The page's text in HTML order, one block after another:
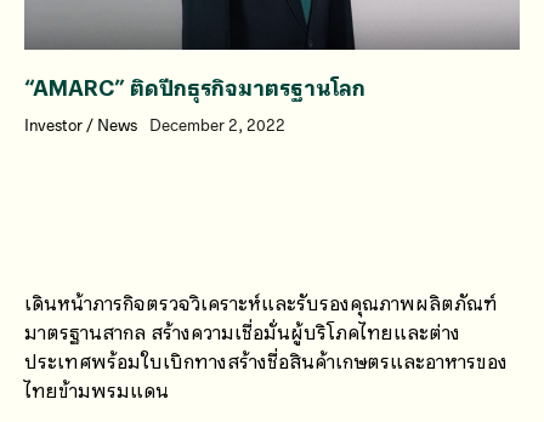
“AMARC” ติดปีกธุรกิจมาตรฐานโลก
Investor/ News December 2, 2022
เดินหน้าภารกิจตรวจวิเคราะห์และรับรองคุณภาพผลิตภัณฑ์
มาตรฐานสากล สร้างความเชื่อมั่นผู้บริโภคไทยและต่าง
ประเทศพร้อมใบเบิกทางสร้างชื่อสินค้าเกษตรและอาหารของ
ไทยข้ามพรมแดน